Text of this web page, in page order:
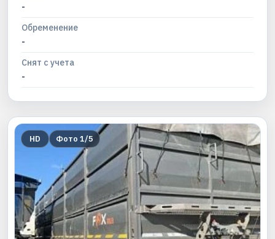
-
Обременение
-
Снят с учета
-
HD Фото 1/5